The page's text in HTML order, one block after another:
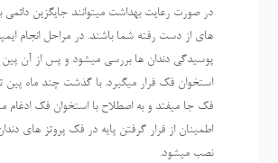
در صورت رعایت بهداشت میتوانند جایگزین دائمی
های از دست رفته شما باشند. در مراحل انجام
پوسیدگی دندان ها بررسی میشود و پس از آن پین
استخوان فک قرار میگیرد. با گذشت چند ماه پین
فک جا میفتد و به اصطلاح با استخوان فک ادغام
اطمینان از قرار گرفتن پایه در فک پروتز های
نصب میشود.